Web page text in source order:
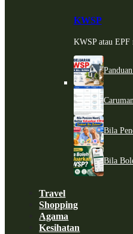
KWSP
KWSP atau EPF
Bila
Bila
Travel
Shopping
Agama
Kesihatan